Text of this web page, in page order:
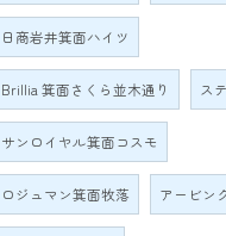
日商岩井箕面ハイツ
Brillia 箕面さくら並木通り ス
サンロイヤル箕面コスモ
ロジュマン箕面牧落 アービン